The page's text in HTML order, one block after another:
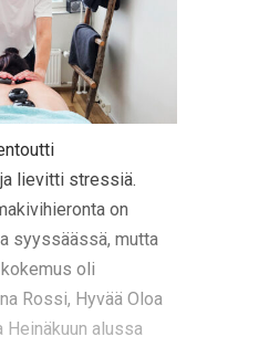
lievitti stressiä.
on
syyssäässä, mutta
oli
Rossi, Hyvää Oloa
Heinäkuun alussa